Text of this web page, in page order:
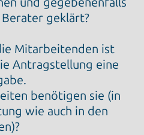
geklärt?
Mitarbeitenden ist
Antragstellung eine
benötigen sie (in
wie auch in den